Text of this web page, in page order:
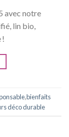
avec notre
lin bio,
!
,bienfaits
déco durable